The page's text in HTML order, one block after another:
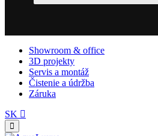
Showroom & office
3D projekty
Servis a montáž
Čistenie a údržba
Záruka
SK